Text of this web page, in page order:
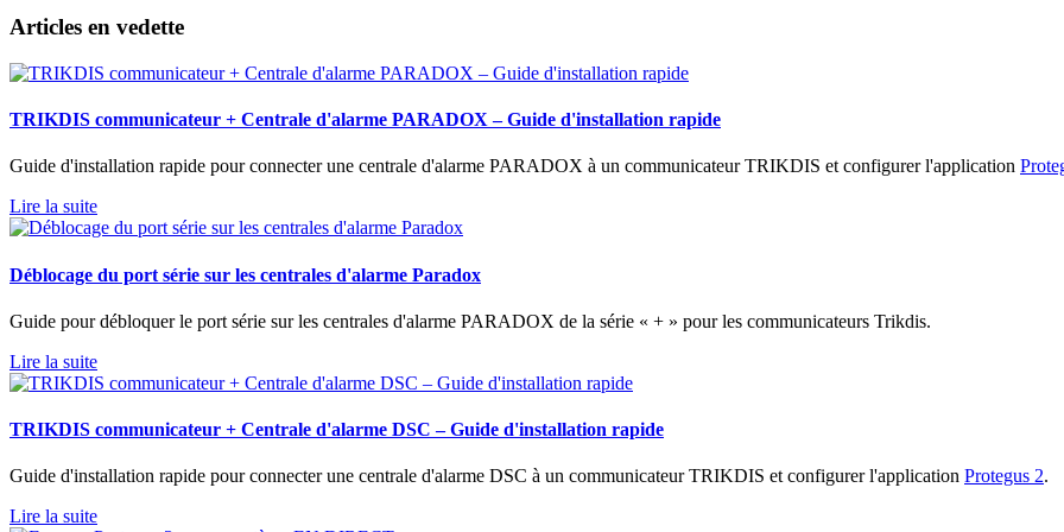
Articles en vedette
TRIKDIS communicateur + Centrale d'alarme PARADOX – Guide d'installation rapide
Guide d'installation rapide pour connecter une centrale d'alarme PARADOX à un communicateur TRIKDIS et configurer l'application
Lire la suite
Déblocage du port série sur les centrales d'alarme Paradox
Guide pour débloquer le port série sur les centrales d'alarme PARADOX de la série « + » pour les communicateurs Trikdis.
Lire la suite
TRIKDIS communicateur + Centrale d'alarme DSC – Guide d'installation rapide
Guide d'installation rapide pour connecter une centrale d'alarme DSC à un communicateur TRIKDIS et configurer l'application Protegus 2.
Lire la suite